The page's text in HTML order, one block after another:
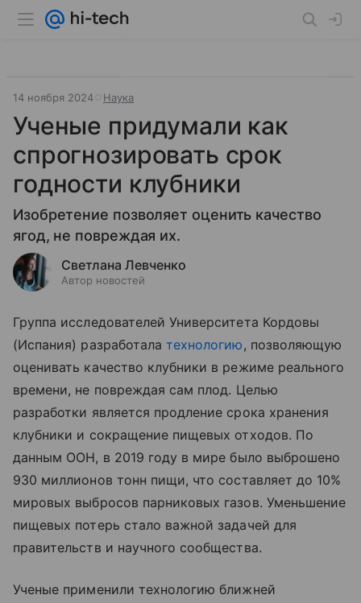
14 ноября 2024 Наука
Ученые придумали как
спрогнозировать срок
годности клубники
Изобретение позволяет оценить качество
ягод, не повреждая их.
Светлана Левченко
Автор новостей
Группа исследователей Университета Кордовы
(Испания) разработалатехнологию, позволяющую
оценивать качество клубники в режиме реального
времени, не повреждая сам плод. Целью
разработки является продление срока хранения
клубники и сокращение пищевых отходов. По
данным ООН, в 2019 году в мире было выброшено
930 миллионов тонн пищи, что составляет до 10%
мировых выбросов парниковых газов. Уменьшение
пищевых потерь стало важной задачей для
правительств и научного сообщества.
Ученые применили технологию ближней